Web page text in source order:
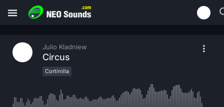
Julio Kladniew
Circus
Cortinilla